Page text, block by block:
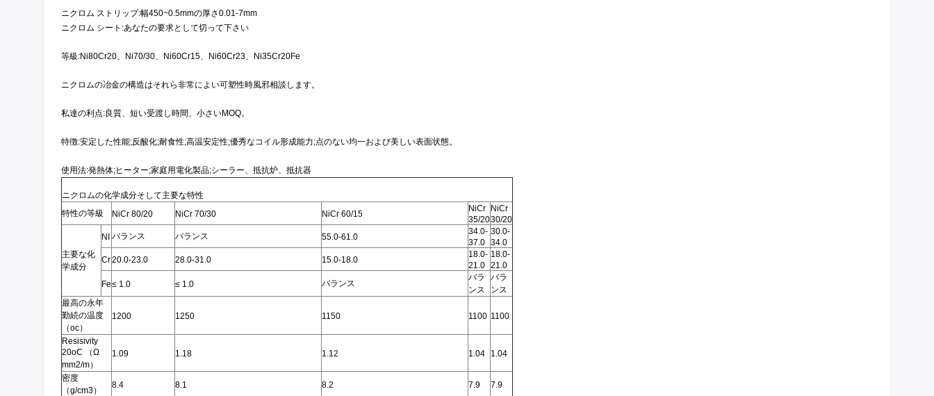
ニクロム ストリップ:幅450~0.5mmの厚さ0.01-7mm
ニクロム シート:あなたの要求として切って下さい
等級:Ni80Cr20、Ni70/30、Ni60Cr15、Ni60Cr23、Ni35Cr20Fe
ニクロムの冶金の構造はそれら非常によい可塑性時風邪相談します。
私達の利点:良質、短い受渡し時間、小さいMOQ。
特徴:安定した性能;反酸化;耐食性;高温安定性;優秀なコイル形成能力;点のない均一および美しい表面状態。
使用法:発熱体;ヒーター;家庭用電化製品;シーラー、抵抗炉、抵抗器
ニクロムの化学成分そして主要な特性
特性の等級
NiCr 80/20 NiCr 70/30 NiCr 60/15
NiCr
35/20
NiCr
30/20
主要な化
学成分
NI バランス バランス 55.0-61.0
34.0-
37.0
30.0-
34.0
Cr20.0-23.0 28.0-31.0 15.0-18.0
18.0-
21.0
18.0-
21.0
Fe≤ 1.0 ≤ 1.0 バランス
バラ
ンス
バラ
ンス
最高の永年
勤続の温度
（oc）
1200 1250 1150 1100 1100
Resisivity
20oC （Ω
mm2/m）
1.09 1.18 1.12 1.04 1.04
密度
（g/cm3）
8.4 8.1 8.2 7.9
7.9